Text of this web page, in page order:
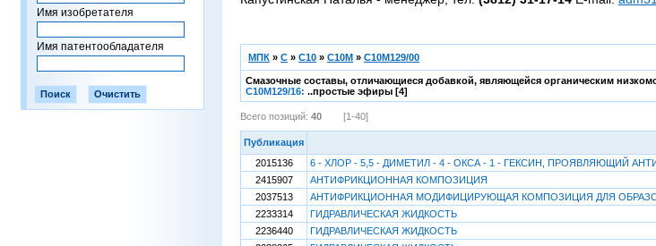
Имя изобретателя
Имя патентообладателя
МПК » C » C10 » C10M » C10M129/00
Смазочные составы, отличающиеся добавкой, являющейся органическим
C10M129/16: ..простые эфиры [4]
Всего позиций: 40 [1-40]
Публикация
2015136
6 - ХЛОР - 5,5 - ДИМЕТИЛ - 4 - ОКСА - 1 - ГЕКСИН, ПРОЯВЛЯЮЩИЙ
2415907
АНТИФРИКЦИОННАЯ КОМПОЗИЦИЯ
2037513
АНТИФРИКЦИОННАЯ МОДИФИЦИРУЮЩАЯ КОМПОЗИЦИЯ ДЛЯ
2233314
ГИДРАВЛИЧЕСКАЯ ЖИДКОСТЬ
2236440
ГИДРАВЛИЧЕСКАЯ ЖИДКОСТЬ